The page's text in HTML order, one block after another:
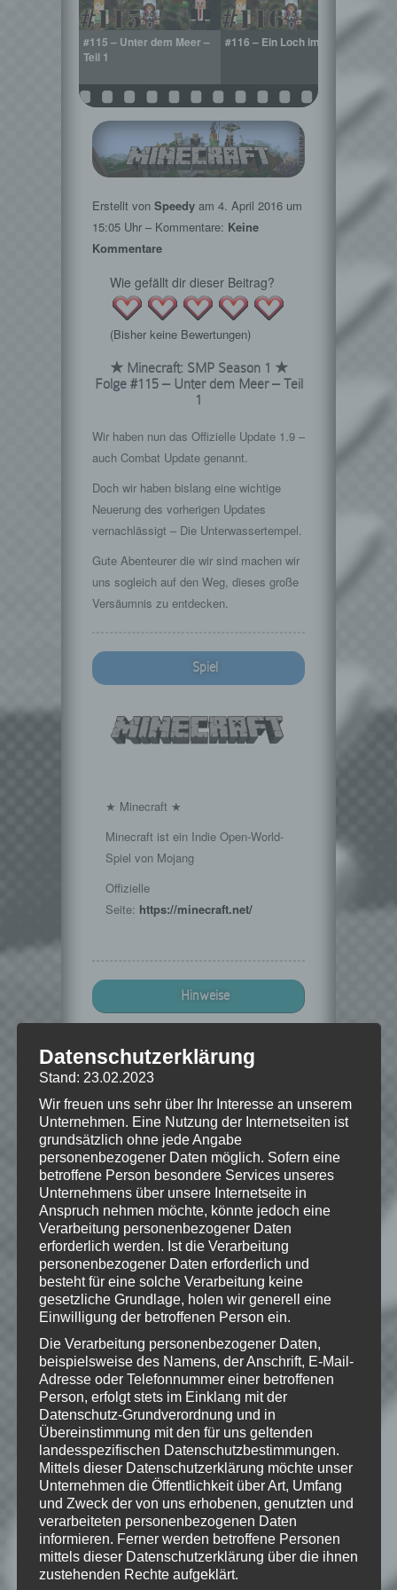
#115 – Unter dem Meer –
Teil 1
#116 – Ein Loch im Boden
Erstellt von Speedy am 4. April 2016 um
15:05 Uhr – Kommentare: Keine
Kommentare
Wie gefällt dir dieser Beitrag?
(Bisher keine Bewertungen)
★ Minecraft: SMP Season 1 ★
Folge #115 – Unter dem Meer – Teil
1
Wir haben nun das Offizielle Update 1.9 –
auch Combat Update genannt.
Doch wir haben bislang eine wichtige
Neuerung des vorherigen Updates
vernachlässigt – Die Unterwassertempel.
Gute Abenteurer die wir sind machen wir
uns sogleich auf den Weg, dieses große
Versäumnis zu entdecken.
Spiel
★ Minecraft ★
Minecraft ist ein Indie Open-World-
Spiel von Mojang
Offizielle
Seite: https://minecraft.net/
Hinweise
unterstütze bitte die Entwickler und
kaufe Dir das Spiel im Original!
Mojang:https://minecraft.net/
© 2009-2015. "Minecraft" is a trademark
of Mojang AB
Wie gefällt dir dieser Beitrag?
Klicke hier und lasse
eine Bewertung da!
Schreibe einen Kommentar
Deine E-Mail-Adresse wird nicht
veröffentlicht. Erforderliche Felder
sind mit*markiert
Kommentar*
Datenschutzerklärung
Stand: 23.02.2023
Wir freuen uns sehr über Ihr Interesse an unserem
Unternehmen. Eine Nutzung der Internetseiten ist
grundsätzlich ohne jede Angabe
personenbezogener Daten möglich. Sofern eine
betroffene Person besondere Services unseres
Unternehmens über unsere Internetseite in
Anspruch nehmen möchte, könnte jedoch eine
Verarbeitung personenbezogener Daten
erforderlich werden. Ist die Verarbeitung
personenbezogener Daten erforderlich und
besteht für eine solche Verarbeitung keine
gesetzliche Grundlage, holen wir generell eine
Einwilligung der betroffenen Person ein.
Die Verarbeitung personenbezogener Daten,
beispielsweise des Namens, der Anschrift, E-Mail-
Adresse oder Telefonnummer einer betroffenen
Person, erfolgt stets im Einklang mit der
Datenschutz-Grundverordnung und in
Übereinstimmung mit den für uns geltenden
landesspezifischen Datenschutzbestimmungen.
Mittels dieser Datenschutzerklärung möchte unser
Unternehmen die Öffentlichkeit über Art, Umfang
und Zweck der von uns erhobenen, genutzten und
verarbeiteten personenbezogenen Daten
informieren. Ferner werden betroffene Personen
mittels dieser Datenschutzerklärung über die ihnen
zustehenden Rechte aufgeklärt.